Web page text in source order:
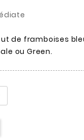
de framboises
ou Green.